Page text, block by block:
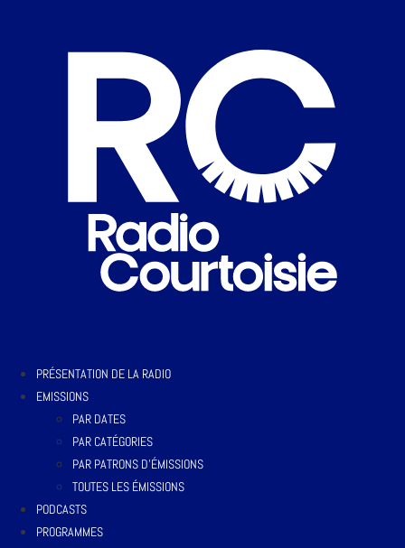
PRÉSENTATION DE LA RADIO
EMISSIONS
PAR DATES
PAR CATÉGORIES
PAR PATRONS D’ÉMISSIONS
TOUTES LES ÉMISSIONS
PODCASTS
PROGRAMMES